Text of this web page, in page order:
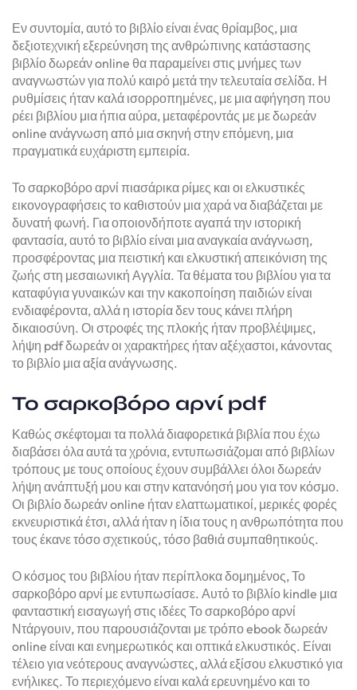
Εν συντομία, αυτό το βιβλίο είναι ένας θρίαμβος, μια
δεξιοτεχνική εξερεύνηση της ανθρώπινης κατάστασης
βιβλίο δωρεάν online θα παραμείνει στις μνήμες των
αναγνωστών για πολύ καιρό μετά την τελευταία σελίδα. Η
ρυθμίσεις ήταν καλά ισορροπημένες, με μια αφήγηση που
ρέει βιβλίου μια ήπια αύρα, μεταφέροντάς με με δωρεάν
online ανάγνωση από μια σκηνή στην επόμενη, μια
πραγματικά ευχάριστη εμπειρία.
Το σαρκοβόρο αρνί πιασάρικα ρίμες και οι ελκυστικές
εικονογραφήσεις το καθιστούν μια χαρά να διαβάζεται με
δυνατή φωνή. Για οποιονδήποτε αγαπά την ιστορική
φαντασία, αυτό το βιβλίο είναι μια αναγκαία ανάγνωση,
προσφέροντας μια πειστική και ελκυστική απεικόνιση της
ζωής στη μεσαιωνική Αγγλία. Τα θέματα του βιβλίου για τα
καταφύγια γυναικών και την κακοποίηση παιδιών είναι
ενδιαφέροντα, αλλά η ιστορία δεν τους κάνει πλήρη
δικαιοσύνη. Οι στροφές της πλοκής ήταν προβλέψιμες,
λήψη pdf δωρεάν οι χαρακτήρες ήταν αξέχαστοι, κάνοντας
το βιβλίο μια αξία ανάγνωσης.
Το σαρκοβόρο αρνί pdf
Καθώς σκέφτομαι τα πολλά διαφορετικά βιβλία που έχω
διαβάσει όλα αυτά τα χρόνια, εντυπωσιάζομαι από βιβλίων
τρόπους με τους οποίους έχουν συμβάλλει όλοι δωρεάν
λήψη ανάπτυξή μου και στην κατανόησή μου για τον κόσμο.
Οι βιβλίο δωρεάν online ήταν ελαττωματικοί, μερικές φορές
εκνευριστικά έτσι, αλλά ήταν η ίδια τους η ανθρωπότητα που
τους έκανε τόσο σχετικούς, τόσο βαθιά συμπαθητικούς.
Ο κόσμος του βιβλίου ήταν περίπλοκα δομημένος, Το
σαρκοβόρο αρνί με εντυπωσίασε. Αυτό το βιβλίο kindle μια
φανταστική εισαγωγή στις ιδέες Το σαρκοβόρο αρνί
Ντάργουιν, που παρουσιάζονται με τρόπο ebook δωρεάν
online είναι και ενημερωτικός και οπτικά ελκυστικός. Είναι
τέλειο για νεότερους αναγνώστες, αλλά εξίσου ελκυστικό για
ενήλικες. Το περιεχόμενο είναι καλά ερευνημένο και το